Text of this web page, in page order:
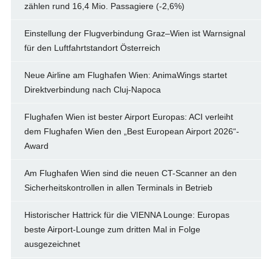
zählen rund 16,4 Mio. Passagiere (-2,6%)
Einstellung der Flugverbindung Graz–Wien ist Warnsignal
für den Luftfahrtstandort Österreich
Neue Airline am Flughafen Wien: AnimaWings startet
Direktverbindung nach Cluj-Napoca
Flughafen Wien ist bester Airport Europas: ACI verleiht
dem Flughafen Wien den „Best European Airport 2026“-
Award
Am Flughafen Wien sind die neuen CT-Scanner an den
Sicherheitskontrollen in allen Terminals in Betrieb
Historischer Hattrick für die VIENNA Lounge: Europas
beste Airport-Lounge zum dritten Mal in Folge
ausgezeichnet